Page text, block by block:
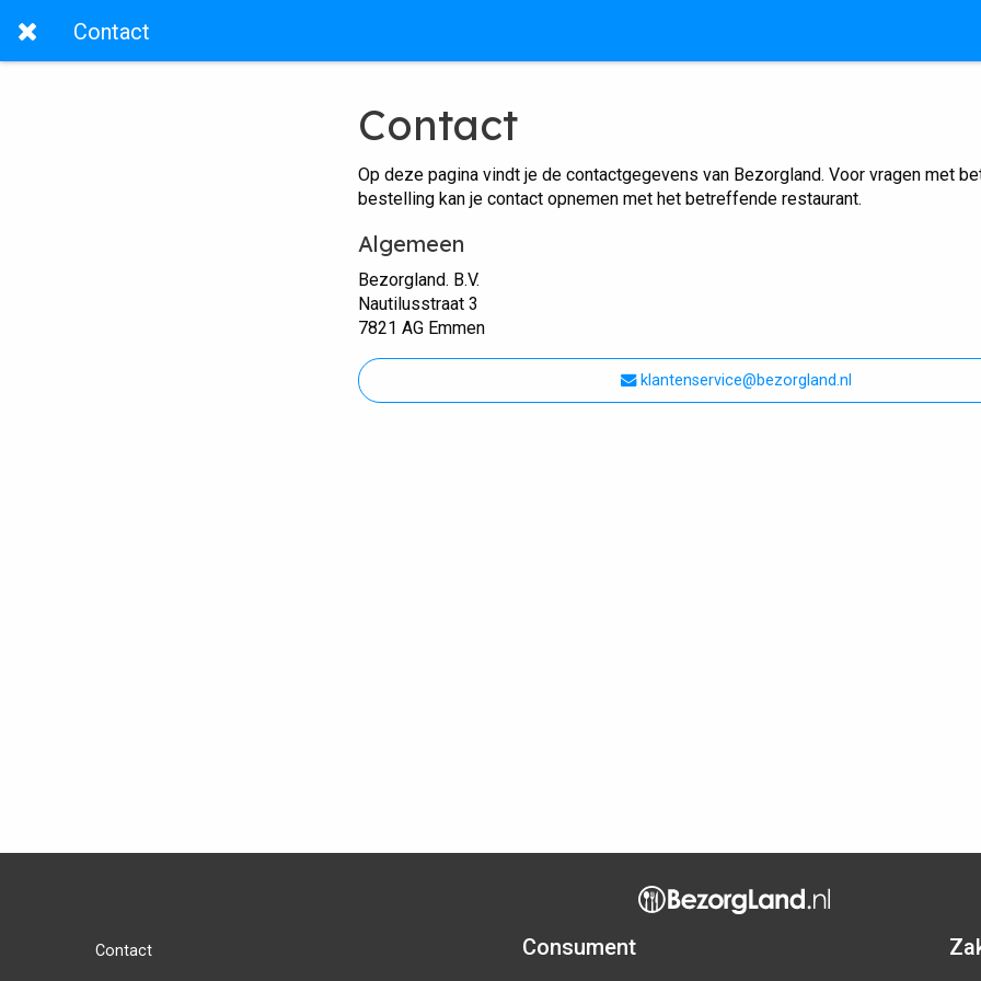
Contact
Contact
Op deze pagina vindt je de contactgegevens van Bezorgland. Voor vragen met
bestelling kan je contact opnemen met het betreffende restaurant.
Algemeen
Bezorgland. B.V.
Nautilusstraat 3
7821 AG Emmen
klantenservice@bezorgland.nl
Contact Consument